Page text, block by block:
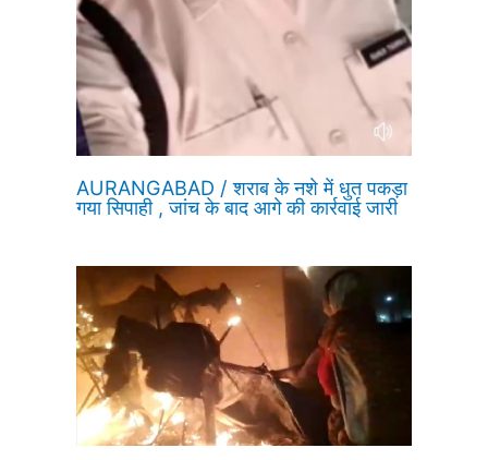
AURANGABAD / शराब के नशे में धुत पकड़ा
गया सिपाही , जांच के बाद आगे की कार्रवाई जारी